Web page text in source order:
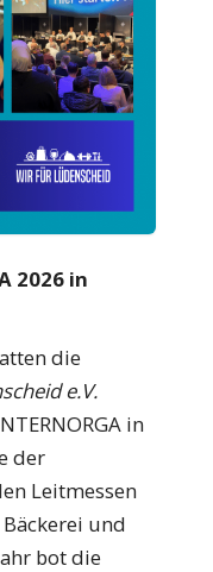
2026 in
die
e.V.
in
der
Leitmessen
und
bot die